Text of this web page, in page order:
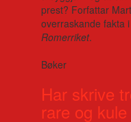
prest? Forfattar
overraskande fakta
Romerriket.
Bøker
Har skrive
rare og